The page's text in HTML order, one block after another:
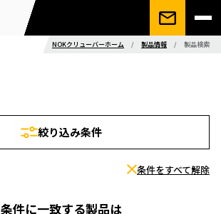
NOKクリューバーホーム / 製品情報 / 製品検索
絞り込み条件
条件をすべて解除
条件に一致する製品は